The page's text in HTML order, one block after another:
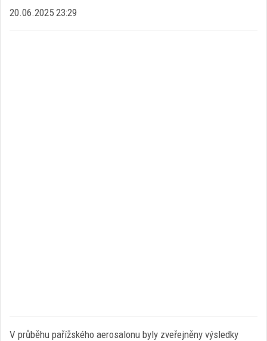
20.06.2025 23:29
V průběhu pařížského aerosalonu byly zveřejněny výsledky